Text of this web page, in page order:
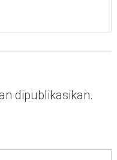
dipublikasikan.